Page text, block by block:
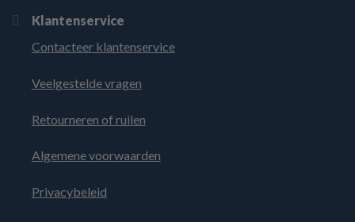
Klantenservice
Contacteer klantenservice
Veelgestelde vragen
Retourneren of ruilen
Algemene voorwaarden
Privacybeleid